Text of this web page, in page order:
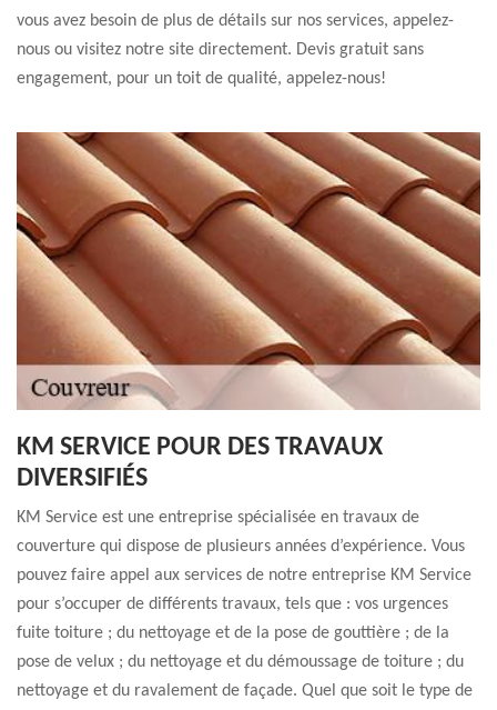
vous avez besoin de plus de détails sur nos services, appelez-
nous ou visitez notre site directement. Devis gratuit sans
engagement, pour un toit de qualité, appelez-nous!
KM SERVICE POUR DES TRAVAUX
DIVERSIFIÉS
KM Service est une entreprise spécialisée en travaux de
couverture qui dispose de plusieurs années d’expérience. Vous
pouvez faire appel aux services de notre entreprise KM Service
pour s’occuper de différents travaux, tels que : vos urgences
fuite toiture ; du nettoyage et de la pose de gouttière ; de la
pose de velux ; du nettoyage et du démoussage de toiture ; du
nettoyage et du ravalement de façade. Quel que soit le type de